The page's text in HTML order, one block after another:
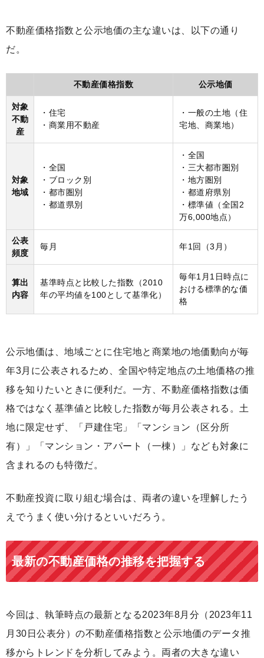
不動産価格指数と公示地価の主な違いは、以下の通り
だ。
不動産価格指数 公示地価
対象
不動
産
・住宅
・商業用不動産
・一般の土地（住
宅地、商業地）
対象
地域
・全国
・ブロック別
・都市圏別
・都道県別
・全国
・三大都市圏別
・地方圏別
・都道府県別
・標準値（全国2
万6,000地点）
公表
頻度
毎月 年1回（3月）
算出
内容
基準時点と比較した指数（2010
年の平均値を100として基準化）
毎年1月1日時点に
おける標準的な価
格
公示地価は、地域ごとに住宅地と商業地の地価動向が毎
年3月に公表されるため、全国や特定地点の土地価格の推
移を知りたいときに便利だ。一方、不動産価格指数は価
格ではなく基準値と比較した指数が毎月公表される。土
地に限定せず、「戸建住宅」「マンション（区分所
有）」「マンション・アパート（一棟）」なども対象に
含まれるのも特徴だ。
不動産投資に取り組む場合は、両者の違いを理解したう
えでうまく使い分けるといいだろう。
最新の不動産価格の推移を把握する
今回は、執筆時点の最新となる2023年8月分（2023年11
月30日公表分）の不動産価格指数と公示地価のデータ推
移からトレンドを分析してみよう。両者の大きな違い